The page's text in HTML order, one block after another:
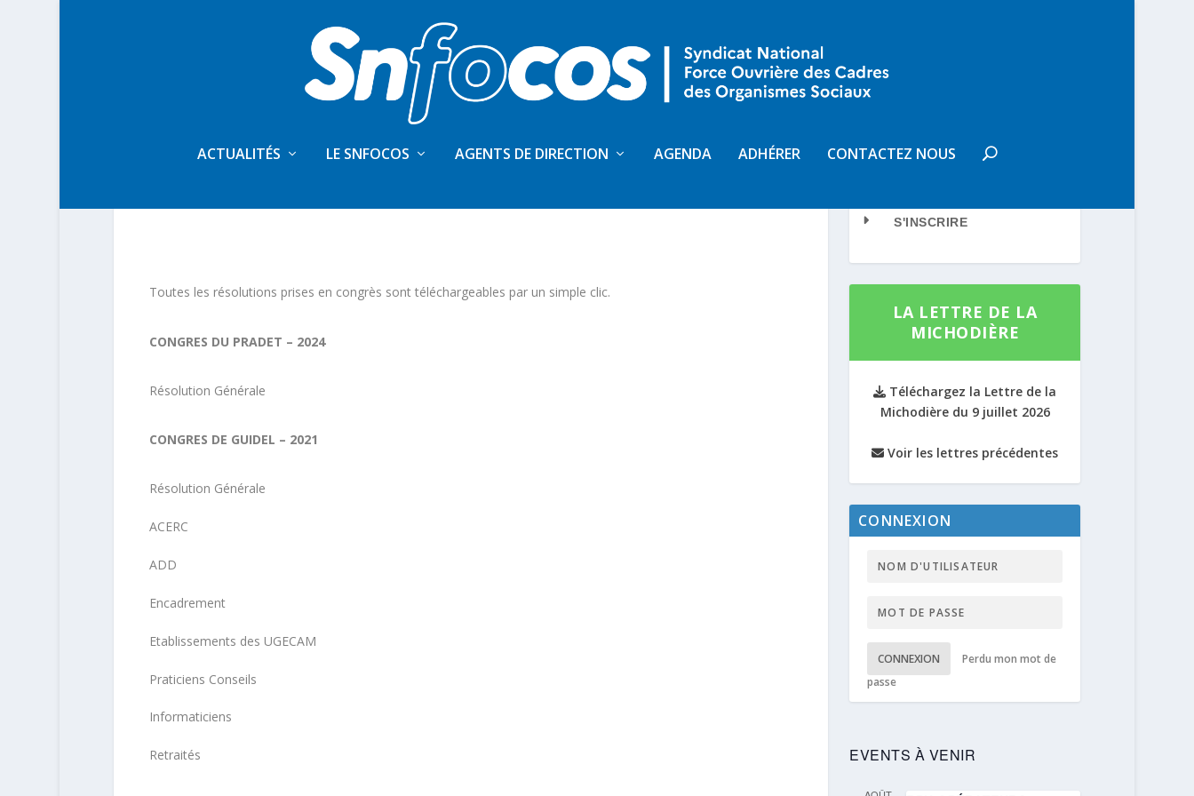
ACTUALITÉS LE SNFOCOS AGENTS DE DIRECTION AGENDA ADHÉRER CONTACTEZ NOUS
Toutes les résolutions prises en congrès sont téléchargeables par un simple clic.
CONGRES DU PRADET – 2024
Résolution Générale
CONGRES DE GUIDEL – 2021
Résolution Générale
ACERC
ADD
Encadrement
Etablissements des UGECAM
Praticiens Conseils
Informaticiens
Retraités
VOUS SOUHAITEZ
S'INSCRIRE
LA LETTRE DE LA
MICHODIÈRE
Téléchargez la Lettre de la
Michodière du 9 juillet 2026
Voir les lettres précédentes
CONNEXION
CONNEXION
Perdu mon mot de
passe
EVENTS À VENIR